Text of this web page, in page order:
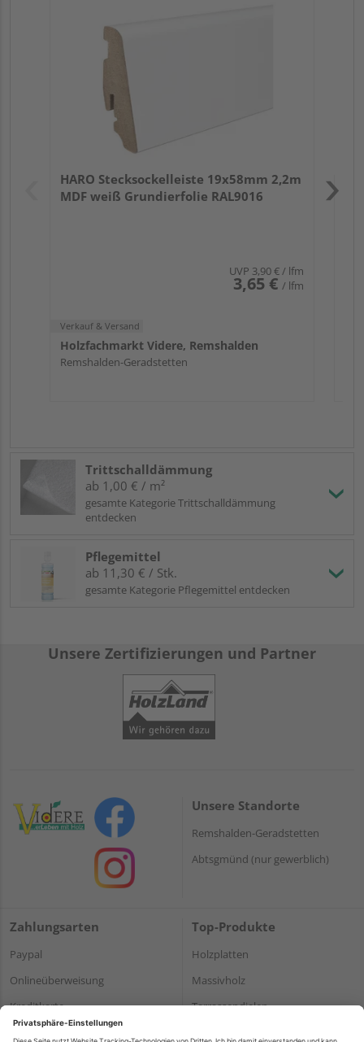
HARO Stecksockelleiste 19x58mm 2,2m
MDF weiß Grundierfolie RAL9016
UVP 3,90 €/ lfm
3,65 € / lfm
Verkauf & Versand
Holzfachmarkt Videre, Remshalden
Remshalden-Geradstetten
Trittschalldämmung
ab 1,00 € / m²
gesamte Kategorie Trittschalldämmung
entdecken
Pflegemittel
ab 11,30 € / Stk.
gesamte Kategorie Pflegemittel entdecken
Unsere Zertifizierungen und Partner
Unsere Standorte
Remshalden-Geradstetten
Abtsgmünd (nur gewerblich)
Zahlungsarten
Paypal
Onlineüberweisung
Kreditkarte
Top-Produkte
Holzplatten
Massivholz
Terrassendielen